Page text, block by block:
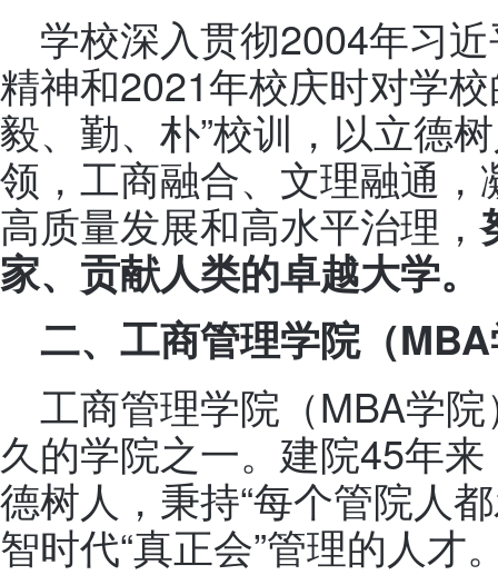
学校深入贯彻2004年习
精神和2021年校庆时对学
毅、勤、朴”校训，以立德
领，工商融合、文理融通
高质量发展和高水平治理，
家、贡献人类的卓越大学。
二、 工商管理学院（
工商管理学院（MBA学
久的学院之一。建院45年
德树人，秉持“每个管院人
智时代“真正会”管理的人才